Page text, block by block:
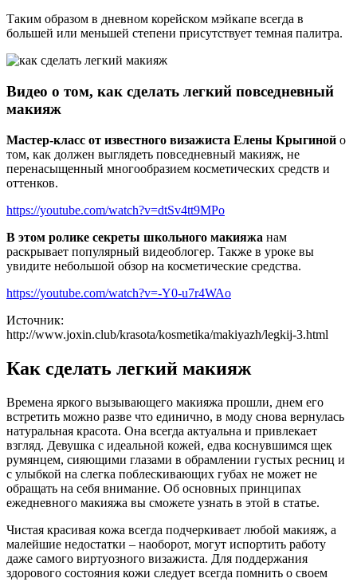
Таким образом в дневном корейском мэйкапе всегда в
большей или меньшей степени присутствует темная палитра.
Видео о том, как сделать легкий повседневный
макияж
Мастер-класс от известного визажиста Елены Крыгиной о
том, как должен выглядеть повседневный макияж, не
перенасыщенный многообразием косметических средств и
оттенков.
https://youtube.com/watch?v=dtSv4tt9MPo
В этом ролике секреты школьного макияжа нам
раскрывает популярный видеоблогер. Также в уроке вы
увидите небольшой обзор на косметические средства.
https://youtube.com/watch?v=-Y0-u7r4WAo
Источник:
http://www.joxin.club/krasota/kosmetika/makiyazh/legkij-3.html
Как сделать легкий макияж
Времена яркого вызывающего макияжа прошли, днем его
встретить можно разве что единично, в моду снова вернулась
натуральная красота. Она всегда актуальна и привлекает
взгляд. Девушка с идеальной кожей, едва коснувшимся щек
румянцем, сияющими глазами в обрамлении густых ресниц и
с улыбкой на слегка поблескивающих губах не может не
обращать на себя внимание. Об основных принципах
ежедневного макияжа вы сможете узнать в этой в статье.
Чистая красивая кожа всегда подчеркивает любой макияж, а
малейшие недостатки – наоборот, могут испортить работу
даже самого виртуозного визажиста. Для поддержания
здорового состояния кожи следует всегда помнить о своем